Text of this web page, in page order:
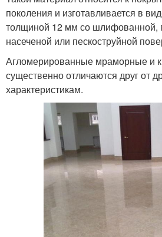
поколения и изготавливается в
толщиной 12 мм со шлифованной,
насеченой или пескоструйной
Агломерированные мраморные и
существенно отличаются друг от
характеристикам.